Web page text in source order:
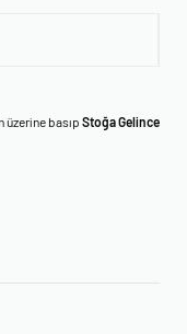
basıp Stoğa Gelince